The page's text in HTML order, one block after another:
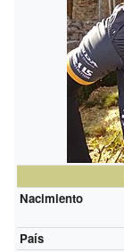
Nacimiento
País